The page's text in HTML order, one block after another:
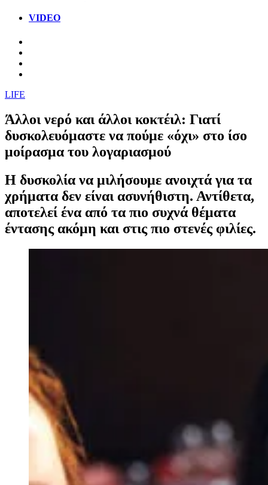
VIDEO
LIFE
Άλλοι νερό και άλλοι κοκτέιλ: Γιατί
δυσκολευόμαστε να πούμε «όχι» στο ίσο
μοίρασμα του λογαριασμού
Η δυσκολία να μιλήσουμε ανοιχτά για τα
χρήματα δεν είναι ασυνήθιστη. Αντίθετα,
αποτελεί ένα από τα πιο συχνά θέματα
έντασης ακόμη και στις πιο στενές φιλίες.